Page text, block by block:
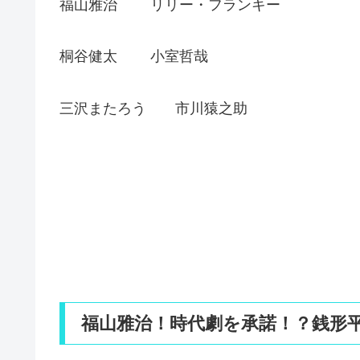
福山雅治 リリー・フランキー
桐谷健太 小室哲哉
三沢またろう 市川猿之助
福山雅治！時代劇を承諾！？銭形